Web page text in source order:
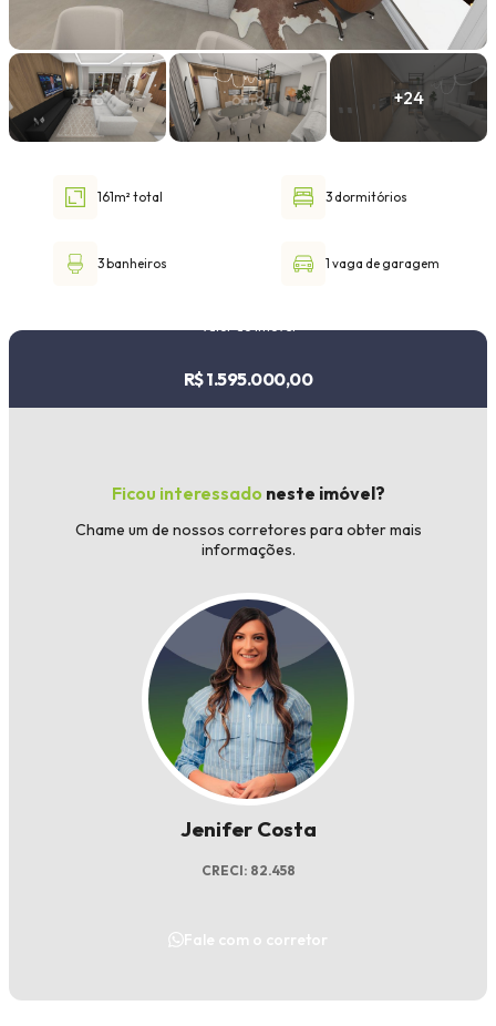
Faixa de valor
30.000,00até1.000.000,00 ou +
161m² total 3 dormitórios
3 banheiros 1 vaga de garagem
R$ 1.595.000,00
Ficou interessado neste imóvel?
Chame um de nossos corretores para obter mais
informações.
Jenifer Costa
CRECI: 82.458
Fale com o corretor